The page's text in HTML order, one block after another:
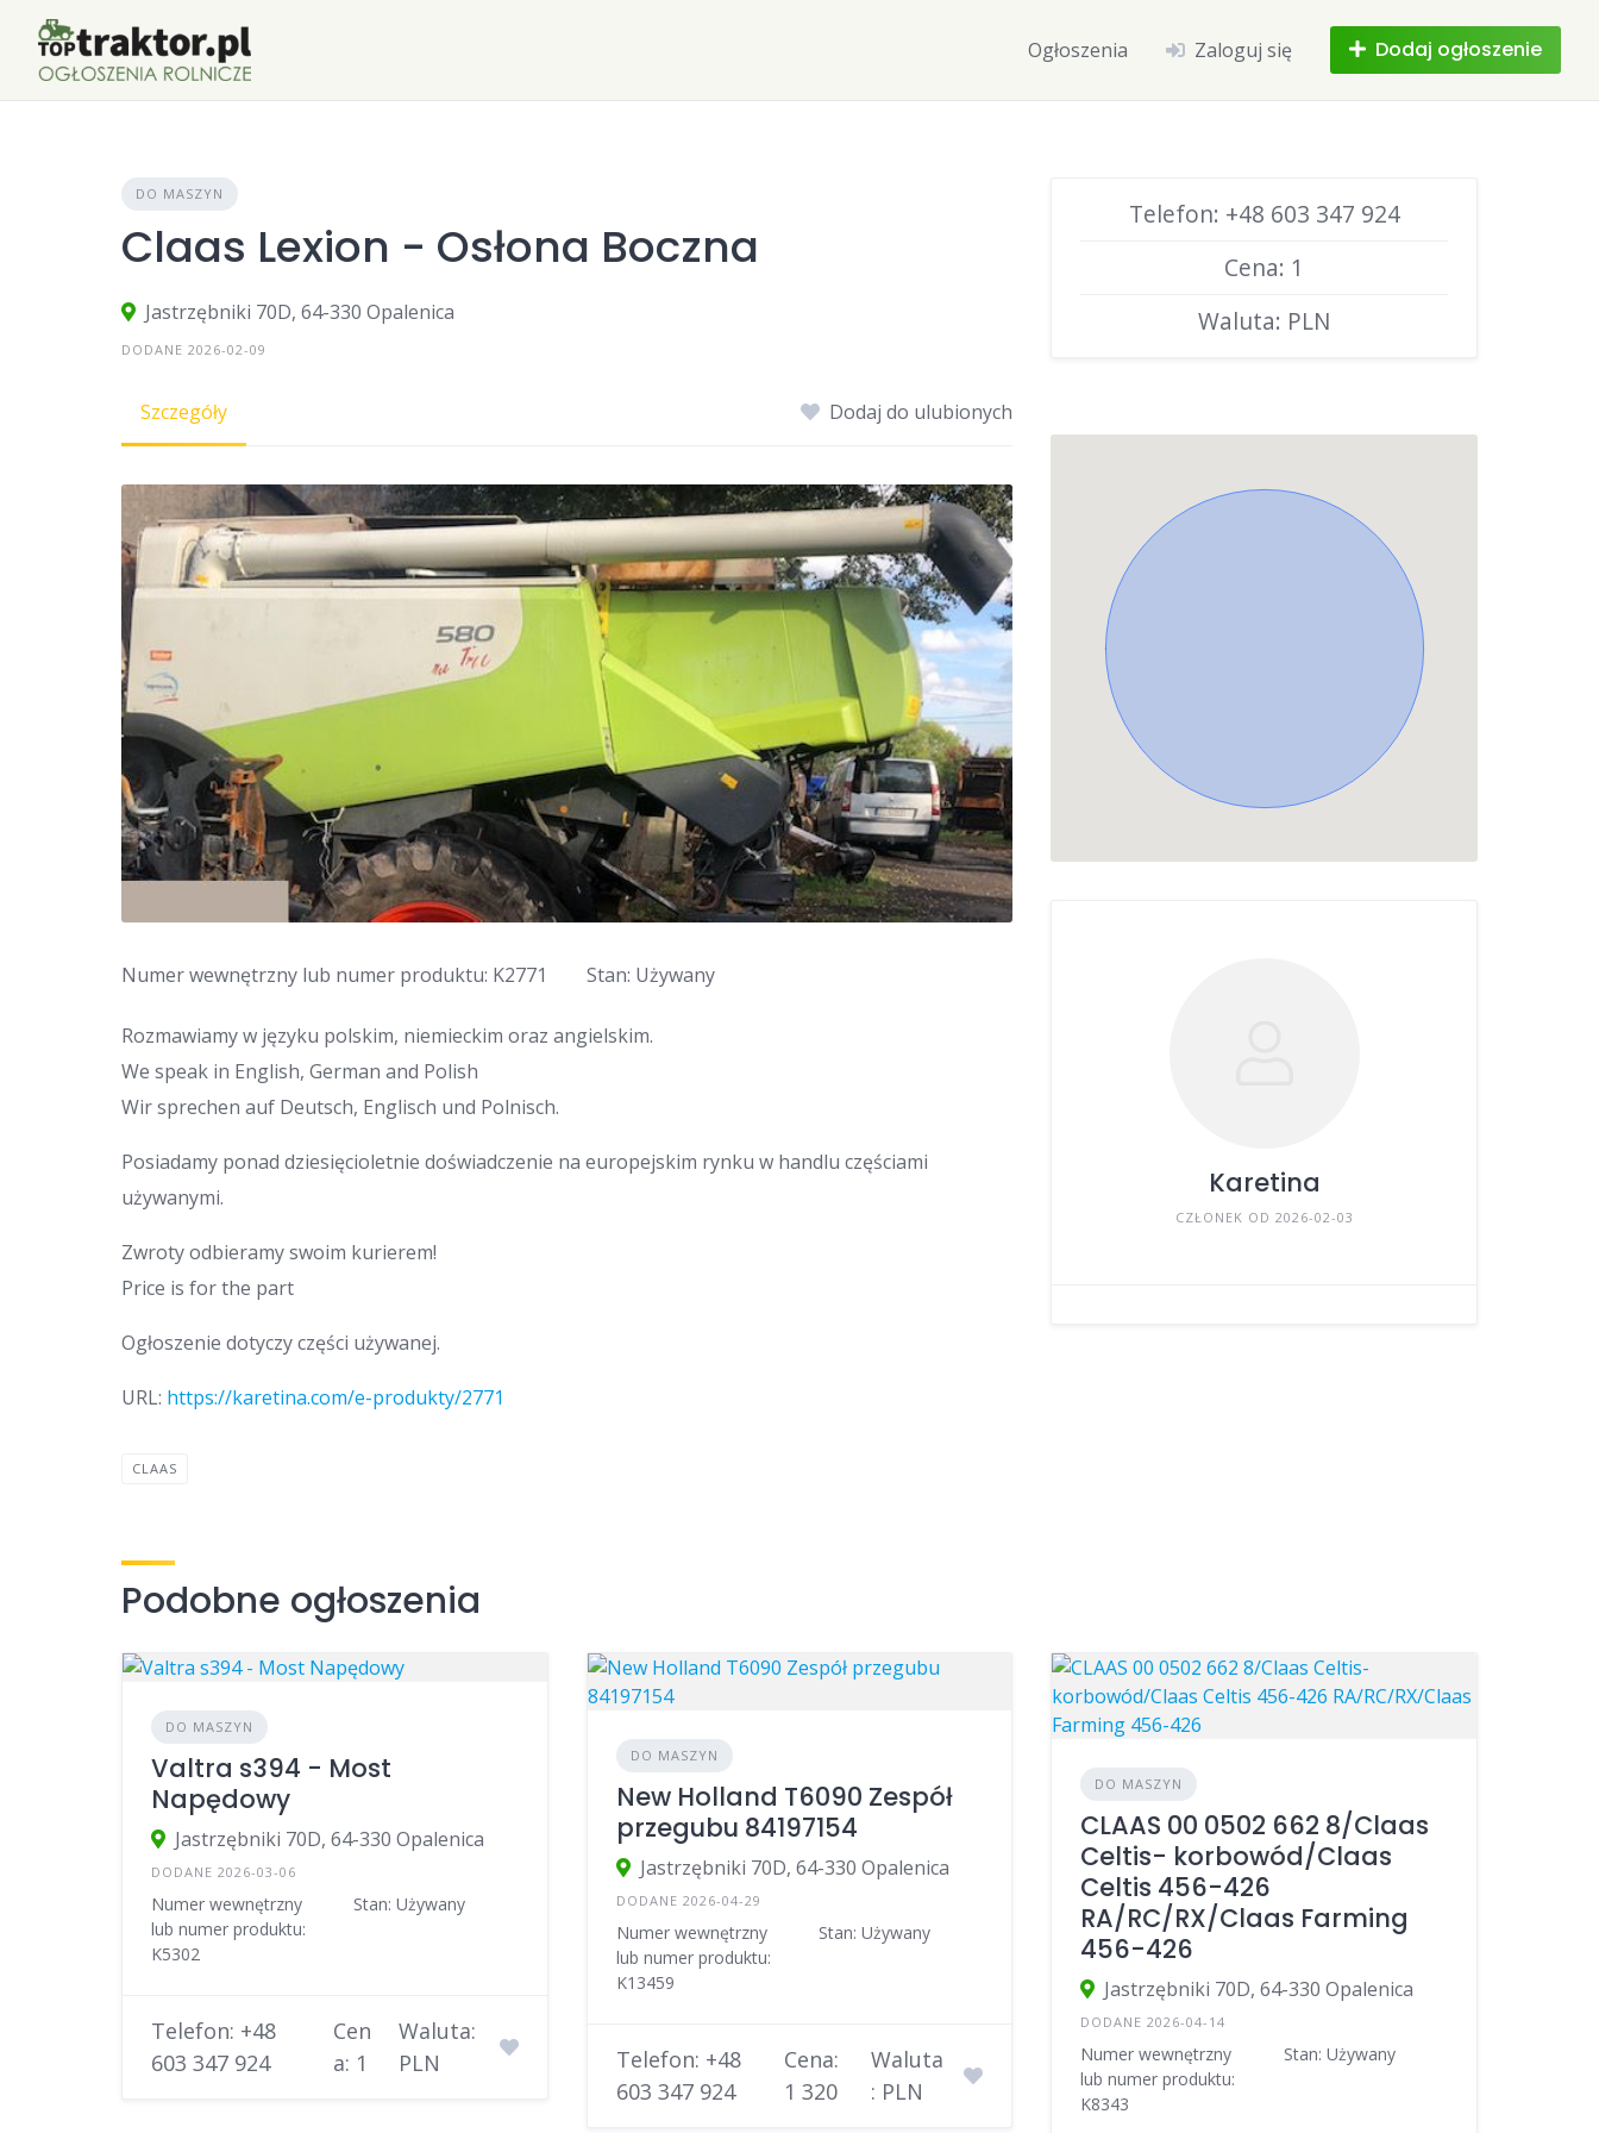
content
Ogłoszenia Zaloguj się Dodaj ogłoszenie
DO MASZYN
Claas Lexion - Osłona Boczna
Jastrzębniki 70D, 64-330 Opalenica
DODANE 2026-02-09
Szczegóły Dodaj do ulubionych
Numer wewnętrzny lub numer produktu: K2771 Stan: Używany
Rozmawiamy w języku polskim, niemieckim oraz angielskim.
We speak in English, German and Polish
Wir sprechen auf Deutsch, Englisch und Polnisch.
Posiadamy ponad dziesięcioletnie doświadczenie na europejskim rynku w handlu częściami
używanymi.
Zwroty odbieramy swoim kurierem!
Price is for the part
Ogłoszenie dotyczy części używanej.
URL: https://karetina.com/e-produkty/2771
CLAAS
Telefon: +48 603 347 924
Cena: 1
Waluta: PLN
Karetina
CZŁONEK OD 2026-02-03
Podobne ogłoszenia
DO MASZYN
Valtra s394 - Most
Napędowy
Jastrzębniki 70D, 64-330 Opalenica
DODANE 2026-03-06
Numer wewnętrzny
lub numer produktu:
K5302
Stan: Używany
Telefon: +48
603 347 924
Cen
a: 1
Waluta:
PLN
DO MASZYN
New Holland T6090 Zespół
przegubu 84197154
Jastrzębniki 70D, 64-330 Opalenica
DODANE 2026-04-29
Numer wewnętrzny
lub numer produktu:
K13459
Stan: Używany
Telefon: +48
603 347 924
Cena:
1 320
Waluta
: PLN
DO MASZYN
CLAAS 00 0502 662 8/Claas
Celtis- korbowód/Claas
Celtis 456-426
RA/RC/RX/Claas Farming
456-426
Jastrzębniki 70D, 64-330 Opalenica
DODANE 2026-04-14
Numer wewnętrzny
lub numer produktu:
K8343
Stan: Używany